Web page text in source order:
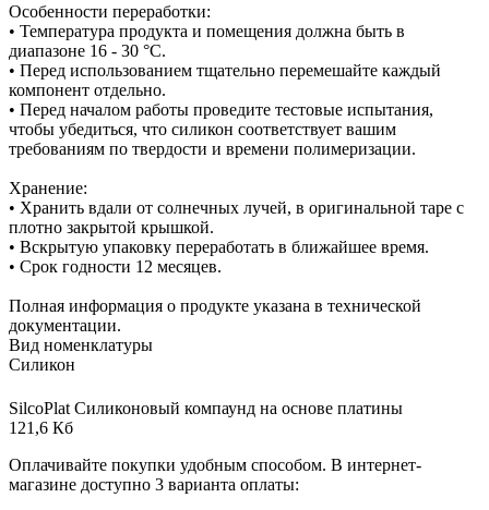
Особенности переработки:
• Температура продукта и помещения должна быть в
диапазоне 16 - 30 °C.
• Перед использованием тщательно перемешайте каждый
компонент отдельно.
• Перед началом работы проведите тестовые испытания,
чтобы убедиться, что силикон соответствует вашим
требованиям по твердости и времени полимеризации.
Хранение:
• Хранить вдали от солнечных лучей, в оригинальной таре с
плотно закрытой крышкой.
• Вскрытую упаковку переработать в ближайшее время.
• Срок годности 12 месяцев.
Полная информация о продукте указана в технической
документации.
Вид номенклатуры
Силикон
SilcoPlat Силиконовый компаунд на основе платины
121,6 Кб
Оплачивайте покупки удобным способом. В интернет-
магазине доступно 3 варианта оплаты: